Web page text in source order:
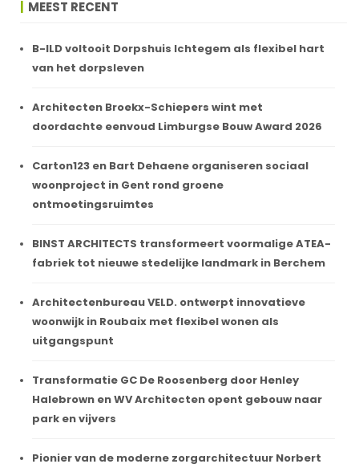
MEEST RECENT
B-ILD voltooit Dorpshuis Ichtegem als flexibel hart
van het dorpsleven
Architecten Broekx-Schiepers wint met
doordachte eenvoud Limburgse Bouw Award 2026
Carton123 en Bart Dehaene organiseren sociaal
woonproject in Gent rond groene
ontmoetingsruimtes
BINST ARCHITECTS transformeert voormalige ATEA-
fabriek tot nieuwe stedelijke landmark in Berchem
Architectenbureau VELD. ontwerpt innovatieve
woonwijk in Roubaix met flexibel wonen als
uitgangspunt
Transformatie GC De Roosenberg door Henley
Halebrown en WV Architecten opent gebouw naar
park en vijvers
Pionier van de moderne zorgarchitectuur Norbert